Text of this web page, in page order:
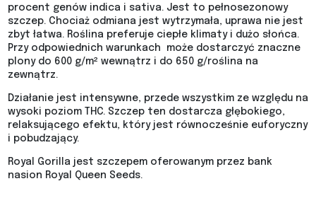
procent genów indica i sativa. Jest to pełnosezonowy
szczep. Chociaż odmiana jest wytrzymała, uprawa nie jest
zbyt łatwa. Roślina preferuje ciepłe klimaty i dużo słońca.
Przy odpowiednich warunkach może dostarczyć znaczne
plony do 600 g/m² wewnątrz i do 650 g/roślina na
zewnątrz.
Działanie jest intensywne, przede wszystkim ze względu na
wysoki poziom THC. Szczep ten dostarcza głębokiego,
relaksującego efektu, który jest równocześnie euforyczny
i pobudzający.
Royal Gorilla jest szczepem oferowanym przez bank
nasion Royal Queen Seeds.